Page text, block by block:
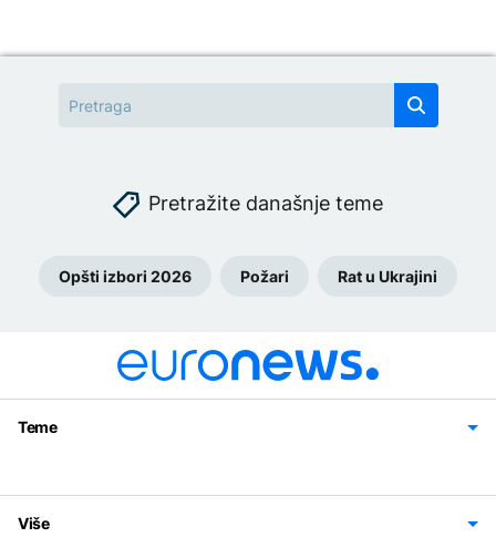
Pretražite današnje teme
Opšti izbori 2026 Požari Rat u Ukrajini
Teme
Svijet
Sport
Magazin
Više